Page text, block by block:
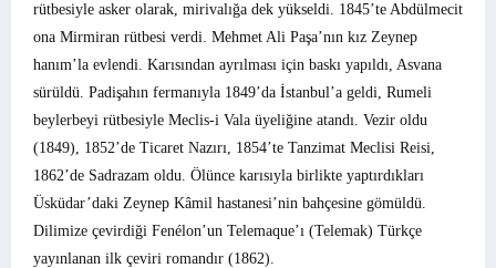
rütbesiyle asker olarak, mirivalığa dek yükseldi. 1845’te Abdülmecit
ona Mirmiran rütbesi verdi. Mehmet Ali Paşa’nın kız Zeynep
hanım’la evlendi. Karısından ayrılması için baskı yapıldı, Asvana
sürüldü. Padişahın fermanıyla 1849’da İstanbul’a geldi, Rumeli
beylerbeyi rütbesiyle Meclis-i Vala üyeliğine atandı. Vezir oldu
(1849), 1852’de Ticaret Nazırı, 1854’te Tanzimat Meclisi Reisi,
1862’de Sadrazam oldu. Ölünce karısıyla birlikte yaptırdıkları
Üsküdar’daki Zeynep Kâmil hastanesi’nin bahçesine gömüldü.
Dilimize çevirdiği Fenélon’un Telemaque’ı (Telemak) Türkçe
yayınlanan ilk çeviri romandır (1862).